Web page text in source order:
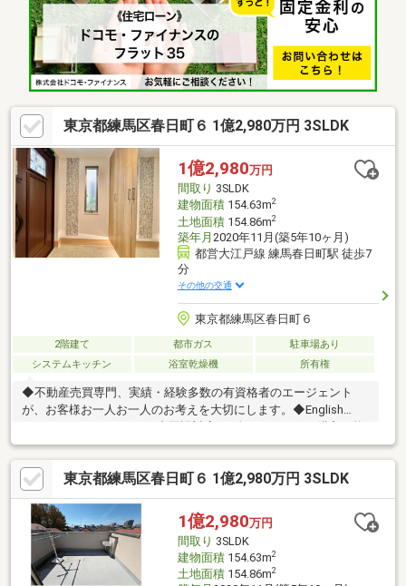
覧頂きまして誠にありがとうございます ／練馬区・西東京市の
不動産購入や売却は、福屋不動産販売 石神井公園へお任せくださ
い。お問合せ・ご来店をスタッフ一同心よりお待ちしておりま
す。
東京都練馬区春日町６ 1億2,980万円 3SLDK
1億2,980万円
間取り 3SLDK
建物面積154.63m2
土地面積154.86m2
築年月 2020年11月(築5年10ヶ月)
都営大江戸線 練馬春日町駅 徒歩7
分
その他の交通
東京都練馬区春日町６
2階建て 都市ガス
駐車場あり
システムキッチン
浴室乾燥機 所有権
◆不動産売買専門、実績・経験多数の有資格者のエージェント
が、お客様お一人お一人のお考えを大切にします。◆English
です■（諸費用もOK）【東宝ハウス東京】提携住宅ローン 下記
が全て付帯（金利上乗せ無し）(1) 【がん団体生命保険】(2)
【金消契約時の印紙代不要】【ガン100％保障団信】＋【全疾病
保障】 ※金融機関との提携で驚きの低金利と保障を実現しまし
た。
東京都練馬区春日町６ 1億2,980万円 3SLDK
1億2,980万円
間取り 3SLDK
建物面積154.63m2
土地面積154.86m2